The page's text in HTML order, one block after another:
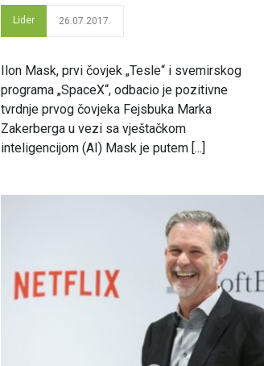
Lider 26.07.2017.
Ilon Mask, prvi čovjek „Tesle“ i svemirskog
programa „SpaceX“, odbacio je pozitivne
tvrdnje prvog čovjeka Fejsbuka Marka
Zakerberga u vezi sa vještačkom
inteligencijom (AI) Mask je putem [...]